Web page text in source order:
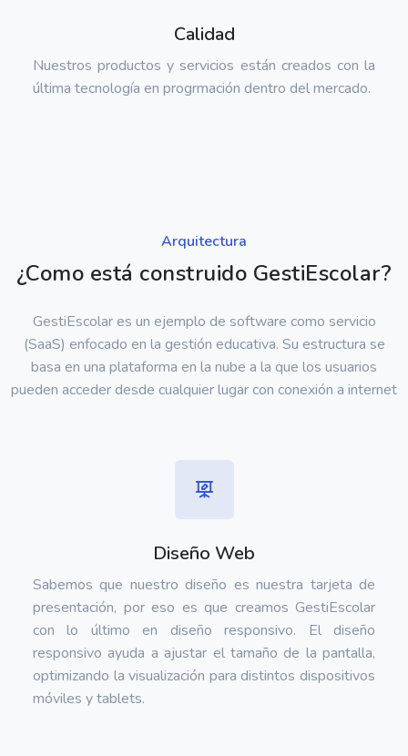
Calidad
Nuestros productos y servicios están creados con la
última tecnología en progrmación dentro del mercado.
Arquitectura
¿Como está construido GestiEscolar?
GestiEscolar es un ejemplo de software como servicio
(SaaS) enfocado en la gestión educativa. Su estructura se
basa en una plataforma en la nube a la que los usuarios
pueden acceder desde cualquier lugar con conexión a internet
Diseño Web
Sabemos que nuestro diseño es nuestra tarjeta de
presentación, por eso es que creamos GestiEscolar
con lo último en diseño responsivo. El diseño
responsivo ayuda a ajustar el tamaño de la pantalla,
optimizando la visualización para distintos dispositivos
móviles y tablets.